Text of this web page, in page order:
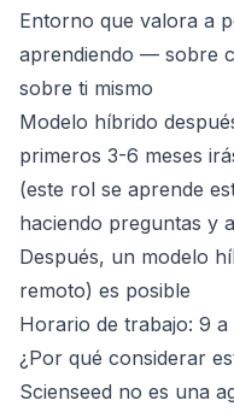
Entorno que valora a
aprendiendo — sobre
sobre ti mismo
Modelo híbrido
primeros 3-6 meses
(este rol se aprende
haciendo preguntas y
Después, un modelo
remoto) es posible
Horario de trabajo: 9 a
¿Por qué considerar
Scienseed no es una